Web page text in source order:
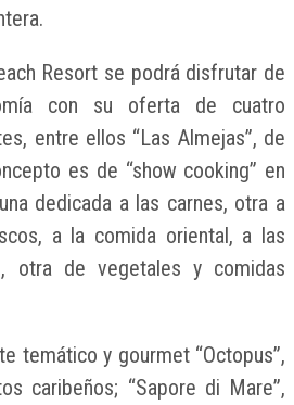
Resort se podrá disfrutar de
con su oferta de cuatro
entre ellos “Las Almejas”, de
es de “show cooking” en
dedicada a las carnes, otra a
a la comida oriental, a las
otra de vegetales y comidas
temático y gourmet “Octopus”,
caribeños; “Sapore di Mare”,